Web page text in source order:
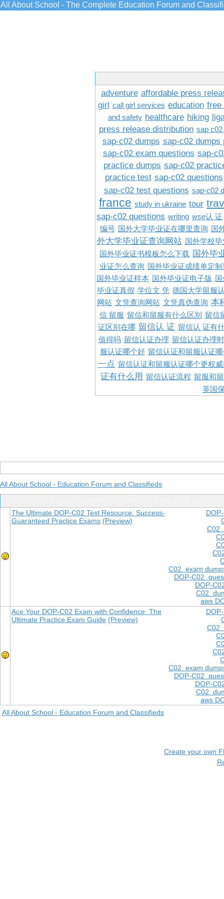
All About School - The Complete Education Forum and
adventure affordable press
girl call girl services education free
and safety healthcare hiking
press release distribution sap
sap-c02 dumps sap-c02 dumps
sap-c02 exam questions sap-
practice dumps sap-c02
practice test sap-c02 questions
sap-c02 test questions sap-c02
france study in ukraine tour
sap-c02 questions writing wse认 证
编号 国外大学毕业证在哪里查询 国
外大学毕业证查询网站 国外学校
国外毕业证书模板怎么下载 国外毕
业证怎么查询
国外毕业证成绩单定
国外毕业证样本
国外毕业证电子版
毕业证真假 学位文 凭 德国大学留服
网站 文凭查询网站 文凭真伪查询 本
信 留服 留信和留服有什么区别
留信
证区别在哪 留信认 证 留信认 证有
值得吗 留信认证办理 留信认证办理
服认证哪个好 留信认证和留服认证
一点 留信认证和留服认证哪个更权
证有什么用 留信认证流程 留服和
英国
All About School - Education Forum and Classifieds
C02
C02 exam
DOP-C02
DOP-
C02
aws
The Ultimate DOP-C02 Test Resource: Success-
Guaranteed Practice Exams (Preview)
C02
C02 exam
DOP-C02
DOP-
C02
aws
Ace Your DOP-C02 Exam with Confidence: The
Ultimate Practice Exam Guide (Preview)
All About School - Education Forum and Classifieds
Create your own